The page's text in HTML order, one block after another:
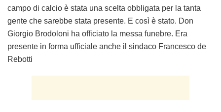
campo di calcio è stata una scelta obbligata per la tanta
gente che sarebbe stata presente. E così è stato. Don
Giorgio Brodoloni ha officiato la messa funebre. Era
presente in forma ufficiale anche il sindaco Francesco de
Rebotti